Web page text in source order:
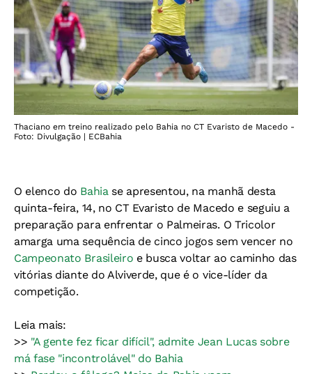
Thaciano em treino realizado pelo Bahia no CT Evaristo de Macedo -
Foto: Divulgação | ECBahia
O elenco do Bahiase apresentou, na manhã desta
quinta-feira, 14, no CT Evaristo de Macedo e seguiu a
preparação para enfrentar o Palmeiras. O Tricolor
amarga uma sequência de cinco jogos sem vencer no
Campeonato Brasileiro e busca voltar ao caminho das
vitórias diante do Alviverde, que é o vice-líder da
competição.
Leia mais:
>> "A gente fez ficar difícil", admite Jean Lucas sobre
má fase "incontrolável" do Bahia